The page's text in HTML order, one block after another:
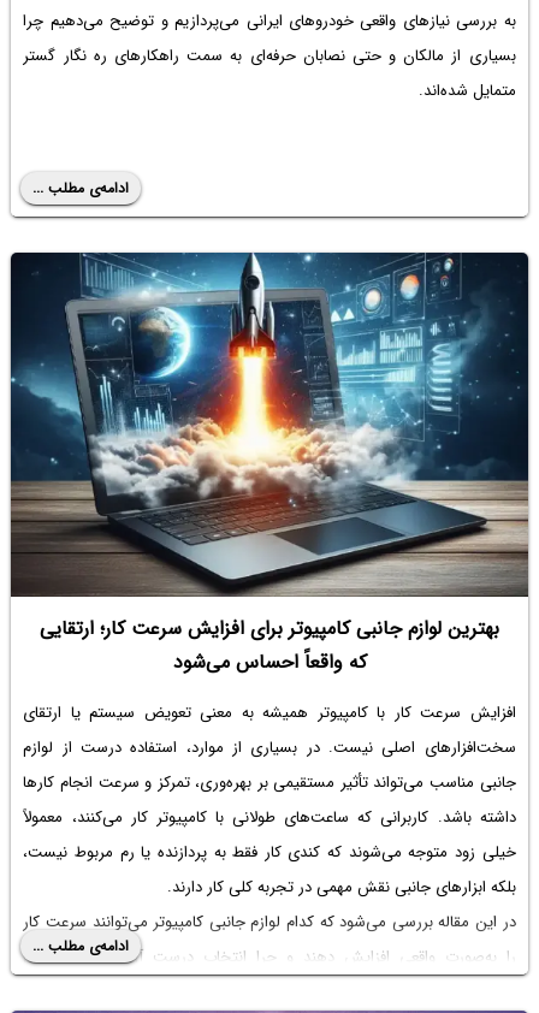
به بررسی نیازهای واقعی خودروهای ایرانی می‌پردازیم و توضیح می‌دهیم چرا
بسیاری از مالکان و حتی نصابان حرفه‌ای به سمت راهکارهای ره ‌نگار گستر
متمایل شده‌اند.
ادامه‌ی مطلب ...
بهترین لوازم جانبی کامپیوتر برای افزایش سرعت کار؛ ارتقایی
که واقعاً احساس می‌شود
افزایش سرعت کار با کامپیوتر همیشه به معنی تعویض سیستم یا ارتقای
سخت‌افزارهای اصلی نیست. در بسیاری از موارد، استفاده درست از لوازم
جانبی مناسب می‌تواند تأثیر مستقیمی بر بهره‌وری، تمرکز و سرعت انجام کارها
داشته باشد. کاربرانی که ساعت‌های طولانی با کامپیوتر کار می‌کنند، معمولاً
خیلی زود متوجه می‌شوند که کندی کار فقط به پردازنده یا رم مربوط نیست،
بلکه ابزارهای جانبی نقش مهمی در تجربه کلی کار دارند.
در این مقاله بررسی می‌شود که کدام لوازم جانبی کامپیوتر می‌توانند سرعت کار
را به‌صورت واقعی افزایش دهند و چرا انتخاب درست آن‌ها برای کاربران
ادامه‌ی مطلب ...